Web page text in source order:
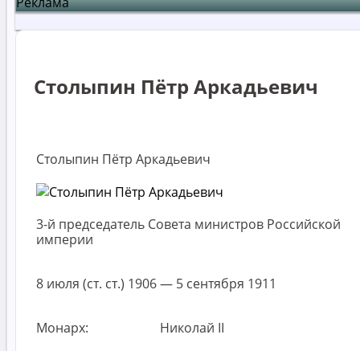
Столыпин Пётр Аркадьевич
Столыпин Пётр Аркадьевич
3-й председатель Совета министров Российской
империи
8 июля (ст. ст.) 1906 — 5 сентября 1911
Монарх: Николай II